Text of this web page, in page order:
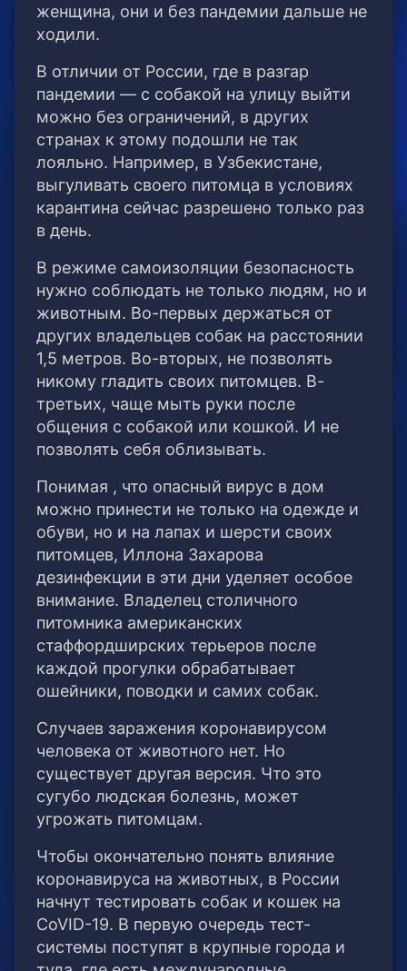
женщина, они и без пандемии дальше не
ходили.
В отличии от России, где в разгар
пандемии — с собакой на улицу выйти
можно без ограничений, в других
странах к этому подошли не так
лояльно. Например, в Узбекистане,
выгуливать своего питомца в условиях
карантина сейчас разрешено только раз
в день.
В режиме самоизоляции безопасность
нужно соблюдать не только людям, но и
животным. Во-первых держаться от
других владельцев собак на расстоянии
1,5 метров. Во-вторых, не позволять
никому гладить своих питомцев. В-
третьих, чаще мыть руки после
общения с собакой или кошкой. И не
позволять себя облизывать.
Понимая , что опасный вирус в дом
можно принести не только на одежде и
обуви, но и на лапах и шерсти своих
питомцев, Иллона Захарова
дезинфекции в эти дни уделяет особое
внимание. Владелец столичного
питомника американских
стаффордширских терьеров после
каждой прогулки обрабатывает
ошейники, поводки и самих собак.
Случаев заражения коронавирусом
человека от животного нет. Но
существует другая версия. Что это
сугубо людская болезнь, может
угрожать питомцам.
Чтобы окончательно понять влияние
коронавируса на животных, в России
начнут тестировать собак и кошек на
CoVID-19. В первую очередь тест-
системы поступят в крупные города и